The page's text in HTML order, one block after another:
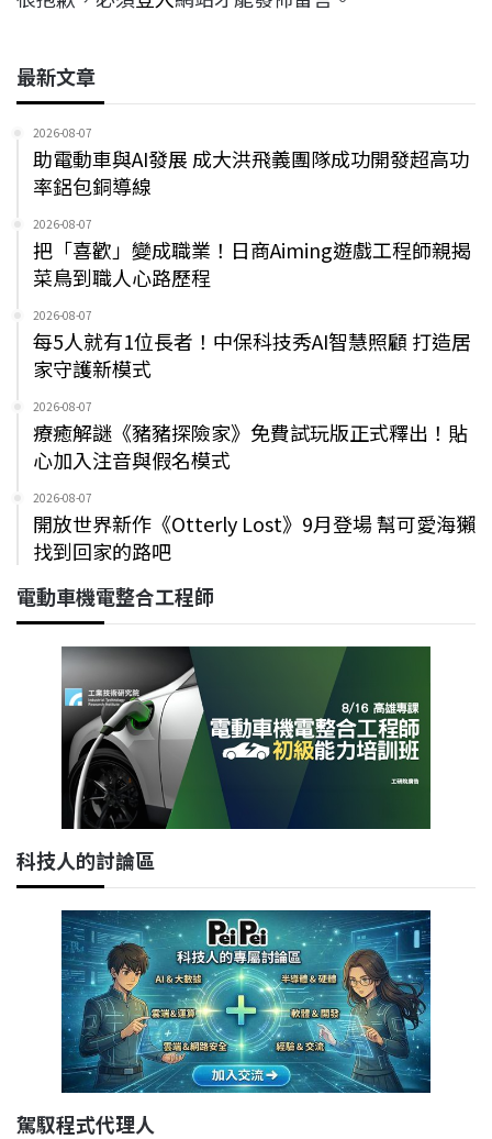
最新文章
2026-08-07
助電動車與AI發展 成大洪飛義團隊成功開發超高功
率鋁包銅導線
2026-08-07
把「喜歡」變成職業！日商Aiming遊戲工程師親揭
菜鳥到職人心路歷程
2026-08-07
每5人就有1位長者！中保科技秀AI智慧照顧 打造居
家守護新模式
2026-08-07
療癒解謎《豬豬探險家》免費試玩版正式釋出！貼
心加入注音與假名模式
2026-08-07
開放世界新作《Otterly Lost》9月登場 幫可愛海獺
找到回家的路吧
電動車機電整合工程師
科技人的討論區
駕馭程式代理人